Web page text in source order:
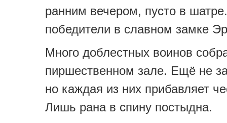
ранним вечером, пусто в
победители в славном замке
Много доблестных воинов
пиршественном зале. Ещё не
но каждая из них прибавляет
Лишь рана в спину постыдна.